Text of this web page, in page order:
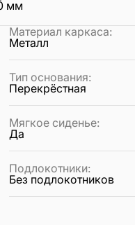
мм
Материал каркаса:
Металл
Тип основания:
Перекрёстная
Мягкое сиденье:
Да
Подлокотники:
Без подлокотников